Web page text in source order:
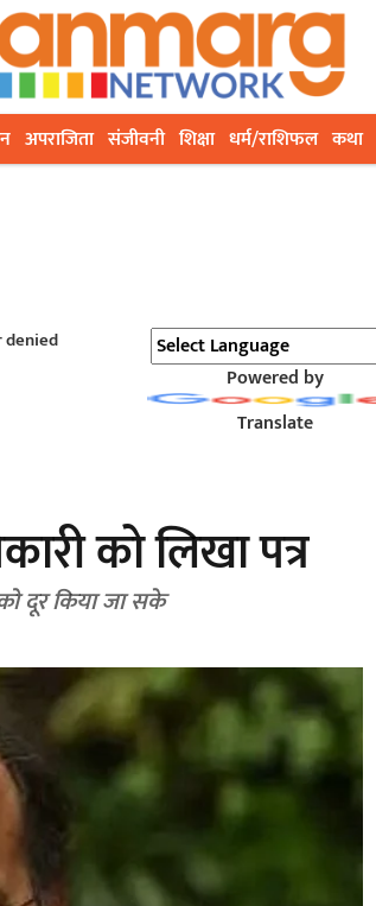
अपराजिता संजीवनी शिक्षा धर्म/राशिफल कथा
denied
Powered by
Translate
को लिखा पत्र
दूर किया जा सके